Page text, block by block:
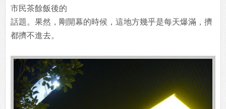
市民茶餘飯後的
話題。果然，剛開幕的時候，這地方幾乎是每天爆滿，擠
都擠不進去。